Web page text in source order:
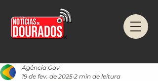
Agência Gov
19 de fev. de 2025 2 min de leitura